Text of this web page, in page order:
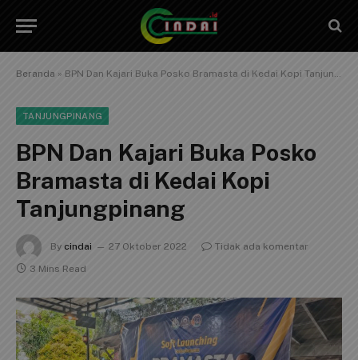
Beranda » BPN Dan Kajari Buka Posko Bramasta di Kedai Kopi Tanjungpinang
TANJUNGPINANG
BPN Dan Kajari Buka Posko
Bramasta di Kedai Kopi
Tanjungpinang
By cindai 27 Oktober 2022
Tidak ada komentar
3 Mins Read